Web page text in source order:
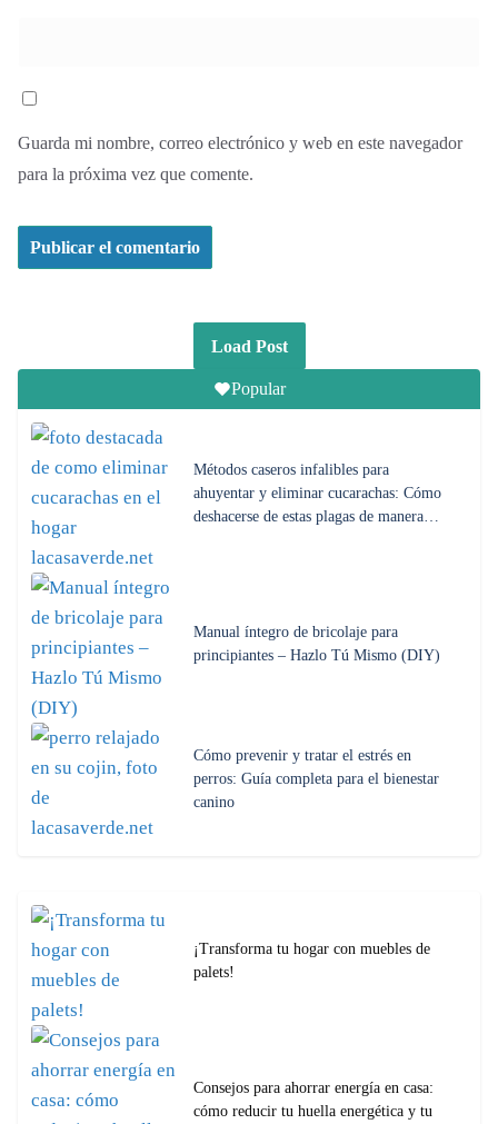
Guarda mi nombre, correo electrónico y web en este navegador
para la próxima vez que comente.
Load Post
Popular
Métodos caseros infalibles para
ahuyentar y eliminar cucarachas: Cómo
deshacerse de estas plagas de manera…
Manual íntegro de bricolaje para
principiantes – Hazlo Tú Mismo (DIY)
Cómo prevenir y tratar el estrés en
perros: Guía completa para el bienestar
canino
¡Transforma tu hogar con muebles de
palets!
Consejos para ahorrar energía en casa:
cómo reducir tu huella energética y tu